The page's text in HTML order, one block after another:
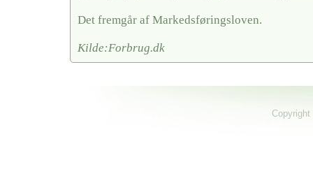
Det fremgår af Markedsføringsloven.
Kilde:Forbrug.dk